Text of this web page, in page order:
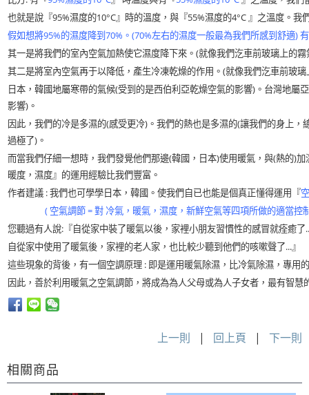
也就是說『95%濕度的10°C』時的溫度，與『55%濕度的4°C 』之溫度。
假如想將95%的濕度降到70%。(70%左右的濕度一般最為我們所感到舒適)
其一是將我們的室內空氣加熱使它濕度降下來。(就像我們汔車前玻璃上的
其二是將室內空氣再于以降低，產生冷凍乾燥的作用。(就像我們汔車前玻
日本，韓國地屬寒帶的氣候(受到的是西伯利亞乾燥空氣的影響)。台灣地屬
影響)。
因此，我們的冷是多濕的(感受更冷)。我們的熱也是多濕的(讓我們的身上
過極了)。
而當我們仔細一想時，我們發覺他們那邊(韓國，日本)使用暖氣，與(熱的)
暖度，濕度』的運用經驗比我們豐富。
作者建議 : 我們也可學學日本，韓國。使我們自已也能是個真正懂得運用『
( 空氣調節 = 對 冷氣，暖氣，濕度，新鮮空氣等四項所做的適當控
您聽過有人說:『自從家中裝了暖氣以後，家裡小朋友習慣性的感冒就痊癒了
自從家中使用了暖氣後，家裡的老人家，也比較少聽到他們的咳嗽聲了...』
這些現象的背後，有一個空調原理 : 即是運用暖氣除濕，比冷氣除濕，專用
因此，善於利用暖氣之空氣調節，將成為為人父母或為人子女者，最有智慧
上一則 | 回上頁 | 下一則
相關商品